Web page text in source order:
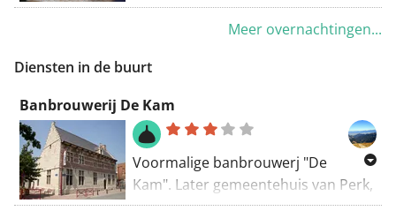
Meer overnachtingen...
Diensten in de buurt
Banbrouwerij De Kam
Voormalige banbrouwerj "De
Kam". Later gemeentehuis van Perk,
gebouwd in 1652 ter plaatse van een